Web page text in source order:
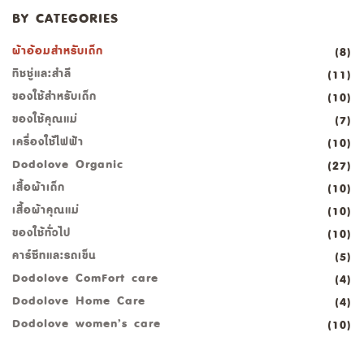
BY CATEGORIES
ผ้าอ้อมสำหรับเด็ก
(8)
ทิชชู่และสำลี
(11)
ของใช้สำหรับเด็ก
(10)
ของใช้คุณแม่
(7)
เครื่องใช้ไฟฟ้า
(10)
Dodolove Organic
(27)
เสื้อผ้าเด็ก
(10)
เสื้อผ้าคุณแม่
(10)
ของใช้ทั่วไป
(10)
คาร์ซีทและรถเข็น
(5)
Dodolove ComFort care
(4)
Dodolove Home Care
(4)
Dodolove women’s care
(10)